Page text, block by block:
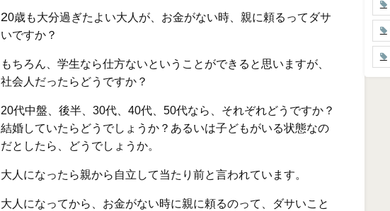
20歳も大分過ぎたよい大人が、お金がない時、親に頼るってダサ
いですか？
もちろん、学生なら仕方ないということができると思いますが、
社会人だったらどうですか？
20代中盤、後半、30代、40代、50代なら、それぞれどうですか？
結婚していたらどうでしょうか？あるいは子どもがいる状態なの
だとしたら、どうでしょうか。
大人になったら親から自立して当たり前と言われています。
大人になってから、お金がない時に親に頼るのって、ダサいこと